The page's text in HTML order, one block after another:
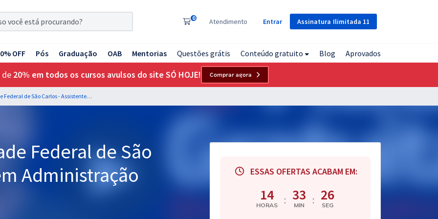
Assinatura Ilimitada 11
0 Atendimento Entrar
OFF Pós Graduação OAB Mentorias Questões grátis Conteúdo gratuito Blog Aprovados
de 20% em todos os cursos avulsos do site SÓ HOJE! Comprar agora
UFSCAR - Universidade Federal de São Carlos - Assistente em Administração
Federal de São
Administração
ESSAS OFERTAS ACABAM EM:
14
HORAS : 33
MIN : 25
SEG